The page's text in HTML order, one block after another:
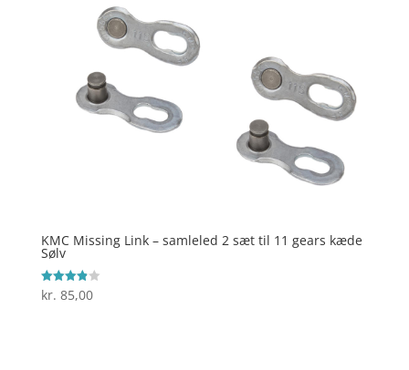
KMC Missing Link – samleled 2 sæt til 11 gears kæde
Sølv
Vurderet
3.9
kr. 85,00